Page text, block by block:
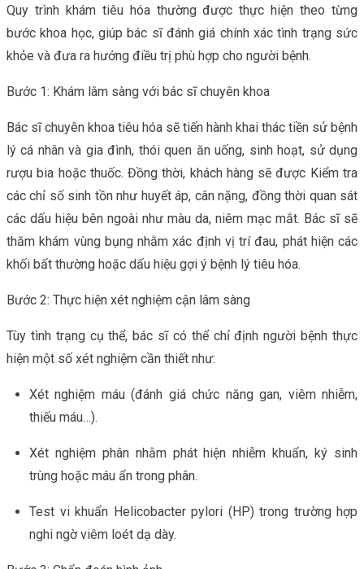
Quy trình khám tiêu hóa thường được thực hiện theo từng
bước khoa học, giúp bác sĩ đánh giá chính xác tình trạng sức
khỏe và đưa ra hướng điều trị phù hợp cho người bệnh.
Bước 1: Khám lâm sàng với bác sĩ chuyên khoa
Bác sĩ chuyên khoa tiêu hóa sẽ tiến hành khai thác tiền sử bệnh
lý cá nhân và gia đình, thói quen ăn uống, sinh hoạt, sử dụng
rượu bia hoặc thuốc. Đồng thời, khách hàng sẽ được Kiểm tra
các chỉ số sinh tồn như huyết áp, cân nặng, đồng thời quan sát
các dấu hiệu bên ngoài như màu da, niêm mạc mắt. Bác sĩ sẽ
thăm khám vùng bụng nhằm xác định vị trí đau, phát hiện các
khối bất thường hoặc dấu hiệu gợi ý bệnh lý tiêu hóa.
Bước 2: Thực hiện xét nghiệm cận lâm sàng
Tùy tình trạng cụ thể, bác sĩ có thể chỉ định người bệnh thực
hiện một số xét nghiệm cần thiết như:
Xét nghiệm máu (đánh giá chức năng gan, viêm nhiễm,
thiếu máu…).
Xét nghiệm phân nhằm phát hiện nhiễm khuẩn, ký sinh
trùng hoặc máu ẩn trong phân.
Test vi khuẩn Helicobacter pylori (HP) trong trường hợp
nghi ngờ viêm loét dạ dày.